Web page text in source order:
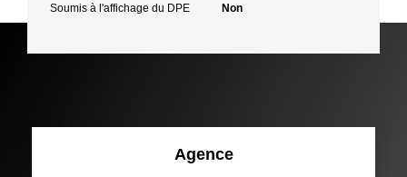
Soumis à l'affichage du DPE Non
Agence